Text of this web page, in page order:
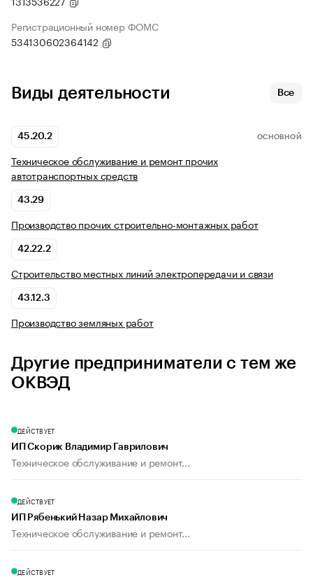
Регистрационный номер ФОМС
534130602364142
Виды деятельности Все
45.20.2 ОСНОВНОЙ
Техническое обслуживание и ремонт прочих
автотранспортных средств
43.29
Производство прочих строительно-монтажных работ
42.22.2
Строительство местных линий электропередачи и связи
43.12.3
Производство земляных работ
Другие предприниматели с тем же
ОКВЭД
ДЕЙСТВУЕТ
ИП Скорик Владимир Гаврилович
Техническое обслуживание и ремонт...
ДЕЙСТВУЕТ
ИП Рябенький Назар Михайлович
Техническое обслуживание и ремонт...
ДЕЙСТВУЕТ